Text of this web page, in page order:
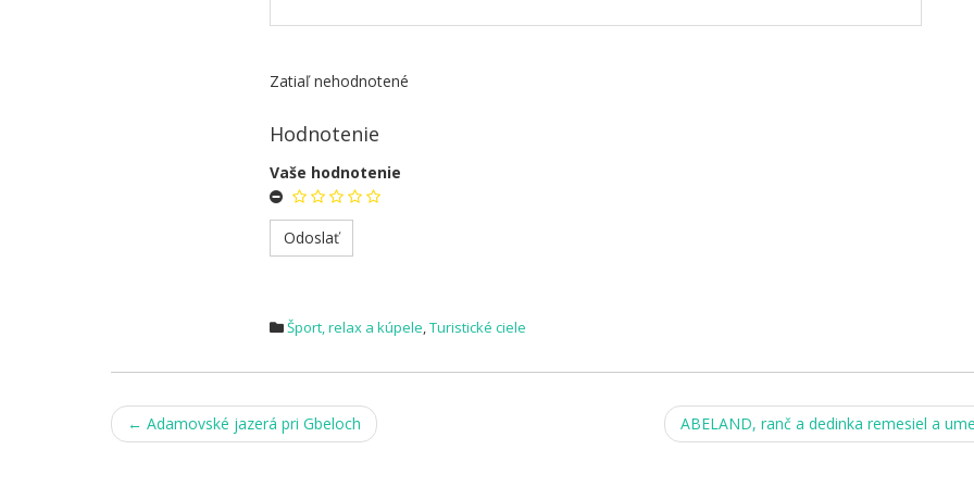
Zatiaľ nehodnotené
Hodnotenie
Vaše hodnotenie
Šport, relax a kúpele,Turistické ciele
Post
← Adamovské jazerá pri Gbeloch ABELAND, ranč a dedinka remesiel a